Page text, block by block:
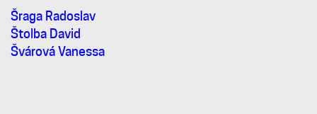
Šraga Radoslav
Štolba David
Švárová Vanessa